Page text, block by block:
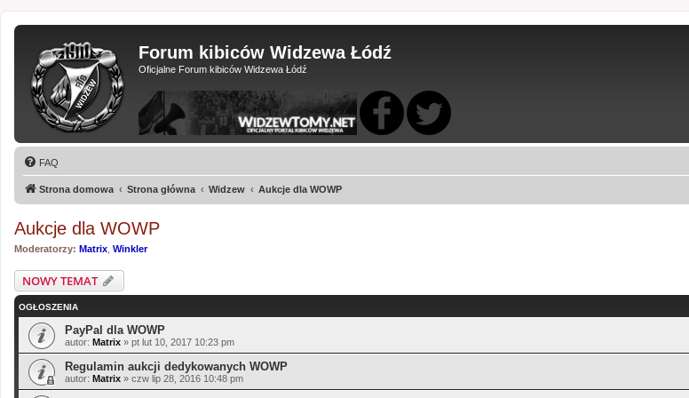
Forum kibiców Widzewa Łódź
Oficjalne Forum kibiców Widzewa Łódź
FAQ
Strona domowa Strona główna Widzew Aukcje dla WOWP
Aukcje dla WOWP
Moderatorzy: Matrix Winkler
NOWY TEMAT
OGŁOSZENIA
PayPal dla WOWP
autor: Matrix » pt lut 10, 2017 10:23 pm
Regulamin aukcji dedykowanych WOWP
autor: Matrix » czw lip 28, 2016 10:48 pm